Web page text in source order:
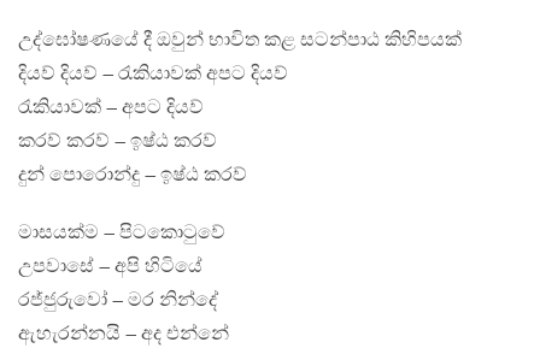
උද්ඝෝෂණයේ දී ඔවුන් භාවිත කළ සටන්පාඨ කිහිපයක්
දියව් දියව් – රැකියාවක් අපට දියව්
රැකියාවක් – අපට දියව්
කරව් කරව් – ඉෂ්ඨ කරව්
දුන් පොරොන්දු – ඉෂ්ඨ කරව්
මාසයක්ම – පිටකොටුවේ
උපවාසේ – අපි හිටියේ
රජ්ජුරුවෝ – මර නින්දේ
ඇහැරන්නයි – අද එන්නේ